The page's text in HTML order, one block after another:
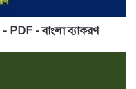
- PDF - বাংলা ব্যাকরণ